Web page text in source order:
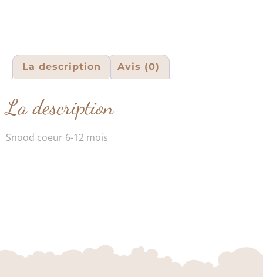
La description Avis (0)
La description
Snood coeur 6-12 mois